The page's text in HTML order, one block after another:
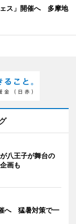
ス」開催へ 多摩地
八王子が舞台の
画も
へ 猛暑対策で一